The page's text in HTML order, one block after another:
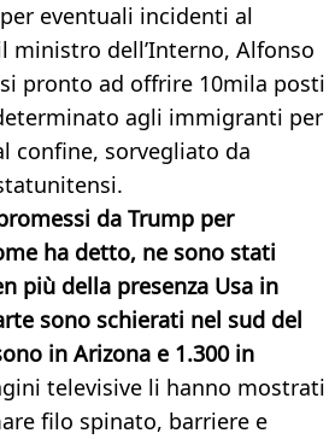
eventuali incidenti al
ministro dell’Interno, Alfonso
pronto ad offrire 10mila posti
agli immigranti per
confine, sorvegliato da
da Trump per
ha detto, ne sono stati
più della presenza Usa in
sono schierati nel sud del
in Arizona e 1.300 in
televisive li hanno mostrati
filo spinato, barriere e